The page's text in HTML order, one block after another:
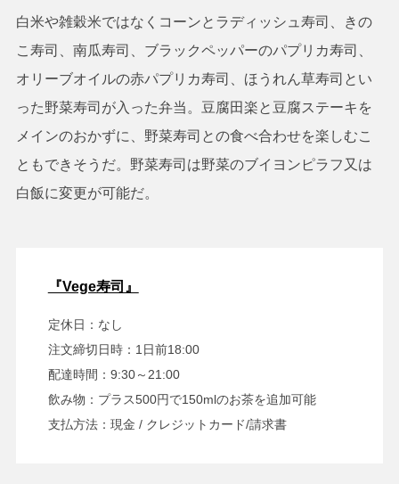
白米や雑穀米ではなくコーンとラディッシュ寿司、きの
こ寿司、南瓜寿司、ブラックペッパーのパプリカ寿司、
オリーブオイルの赤パプリカ寿司、ほうれん草寿司とい
った野菜寿司が入った弁当。豆腐田楽と豆腐ステーキを
メインのおかずに、野菜寿司との食べ合わせを楽しむこ
ともできそうだ。野菜寿司は野菜のブイヨンピラフ又は
白飯に変更が可能だ。
『Vege寿司』
定休日：なし
注文締切日時：1日前18:00
配達時間：9:30～21:00
飲み物：プラス500円で150mlのお茶を追加可能
支払方法：現金 / クレジットカード/請求書